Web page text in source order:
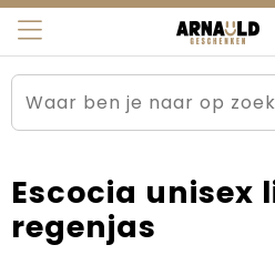
Relatiegeschenken
Sportkleding
Werkkleding
Beurs en Evenementen
Brievenbuspakketten
Carnaval
Arnauld Kerstpakketten
MijnEigenKadootje
Ons team
Contact
Blogs
Escocia
regenjas